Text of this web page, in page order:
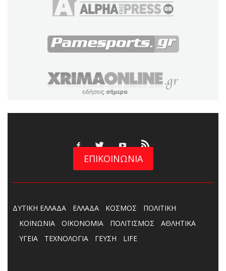
ΕΠΙΚΟΙΝΩΝΙΑ
ΔΥΤΙΚΗ ΕΛΛΑΔΑ ΕΛΛΑΔΑ ΚΟΣΜΟΣ
ΠΟΛΙΤΙΚΗ
ΚΟΙΝΩΝΙΑ
ΟΙΚΟΝΟΜΙΑ ΠΟΛΙΤΙΣΜΟΣ
ΑΘΛΗΤΙΚΑ
ΥΓΕΙΑ
ΤΕΧΝΟΛΟΓΙΑ ΓΕΥΣΗ LIFE